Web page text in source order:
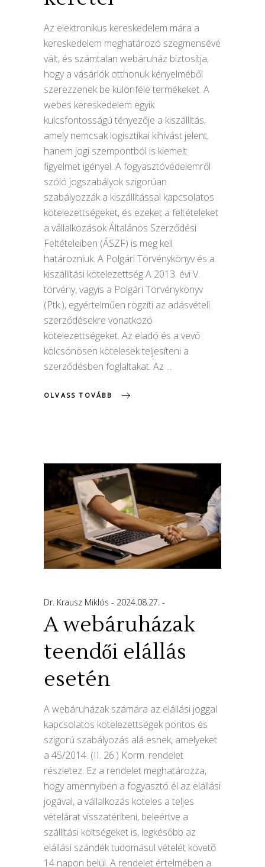
Az elektronikus kereskedelem mára a
kereskedelem meghatározó szegmensévé
vált, és számtalan webáruház biztosítja,
hogy a vásárlók otthonuk kényelméből
szerezzenek be különféle termékeket. A
webes kereskedelem egyik
kulcsfontosságú tényezője a kiszállítás,
amely nemcsak logisztikai kihívást jelent,
hanem jogi szempontból is kiemelt
figyelmet igényel. A fogyasztóvédelemről
szóló jogszabályok szigorúan
szabályozzák a kiszállítással kapcsolatos
kötelezettségeket, és ezeket a feltételeket
a vállalkozások Általános Szerződési
Feltételeiben (ÁSZF) is meg kell
határozniuk. A Polgári Törvénykönyv és a
kiszállítási kötelezettség A 2013. évi V.
törvény, vagyis a Polgári Törvénykönyv
(Ptk.), egyértelműen rögzíti az adásvételi
szerződésekre vonatkozó
kötelezettségeket. Az eladó és a vevő
kölcsönösen kötelesek teljesíteni a
szerződésben foglaltakat. Az
OLVASS TOVÁBB
Dr. Krausz Miklós 2024.08.27.
A webáruházak
teendői elállás
esetén
A webáruházak számára az elállási joggal
kapcsolatos kötelezettségek pontos és
szigorú szabályozás alá esnek, amelyeket
a 45/2014. (II. 26.) Korm. rendelet
részletez. Ez a rendelet meghatározza,
hogy amennyiben a fogyasztó él az elállási
jogával, a vállalkozás köteles a teljes
vételárat visszatéríteni, beleértve a
szállítási költségeket is, legkésőbb az
elállási szándék tudomásul vételét követő
14 napon belül. A rendelet értelmében a